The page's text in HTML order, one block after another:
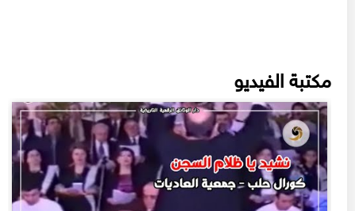
مكتبة الفيديو